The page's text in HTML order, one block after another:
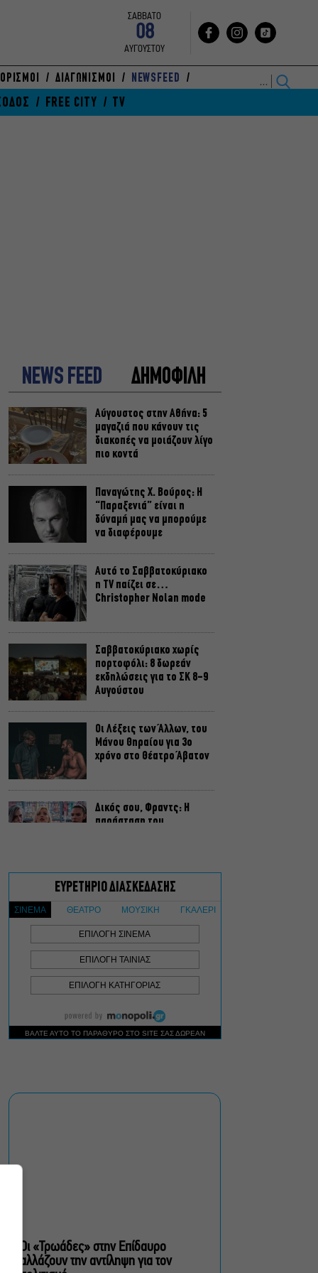
ΣΑΒΒΑΤΟ
08
ΑΥΓΟΥΣΤΟΥ
ΔΙΑΓΩΝΙΣΜΟΙ NEWSFEED
FREE CITY TV
NEWS FEED ΔΗΜΟΦΙΛΗ
Αύγουστος στην Αθήνα: 5
μαγαζιά που κάνουν τις
διακοπές να μοιάζουν λίγο
πιο κοντά
Παναγώτης Χ. Βούρος: Η
“Παραξενιά” είναι η
δύναμή μας να μπορούμε
να διαφέρουμε
Αυτό το Σαββατοκύριακο
η TV παίζει σε…
Christopher Nolan mode
Σαββατοκύριακο χωρίς
πορτοφόλι: 8 δωρεάν
εκδηλώσεις για το ΣΚ 8-9
Αυγούστου
Οι Λέξεις των Άλλων, του
Μάνου Θηραίου για 3ο
χρόνο στο Θέατρο Άβατον
Δικός σου, Φραντς: Η
παράσταση του
τηλεοπτική προβολή η
σειρά φαινόμενο του
Σωτήρη Τσαφούλια
Ρωγμές: Η σόλο
χοροθεατρική
Χριστίνας Κυριαζίδη στο
Δημοτικό Θέατρο Πειραιά
Σπηλιόπουλου στην
Οι «Τρωάδες» στην Επίδαυρο
αλλάζουν την αντίληψη για τον